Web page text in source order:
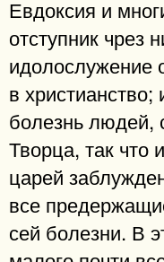
Евдоксия и
отступник чрез
идолослужение
в
болезнь людей,
Творца, так что
царей
все
сей болезни. В